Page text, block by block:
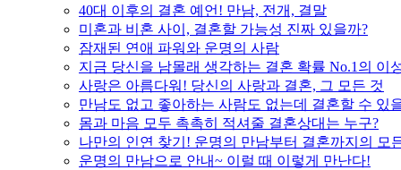
40대 이후의 결혼 예언! 만남, 전개, 결말
미혼과 비혼 사이, 결혼할 가능성 진짜 있을까?
잠재된 연애 파워와 운명의 사람
지금 당신을 남몰래 생각하는 결혼 확률 No.1의 이
사랑은 아름다워! 당신의 사랑과 결혼, 그 모든 것
만남도 없고 좋아하는 사람도 없는데 결혼할 수 있
몸과 마음 모두 촉촉히 적셔줄 결혼상대는 누구?
나만의 인연 찾기! 운명의 만남부터 결혼까지의 모
운명의 만남으로 안내~ 이럴 때 이렇게 만난다!